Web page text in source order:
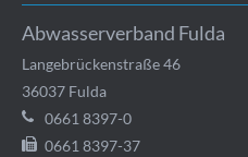
Abwasserverband Fulda
Langebrückenstraße 46
36037 Fulda
0661 8397-0
0661 8397-37